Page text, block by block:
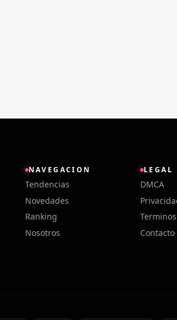
NAVEGACION
Tendencias
Novedades
Ranking
Nosotros
LEGAL
DMCA
Terminos
Contacto